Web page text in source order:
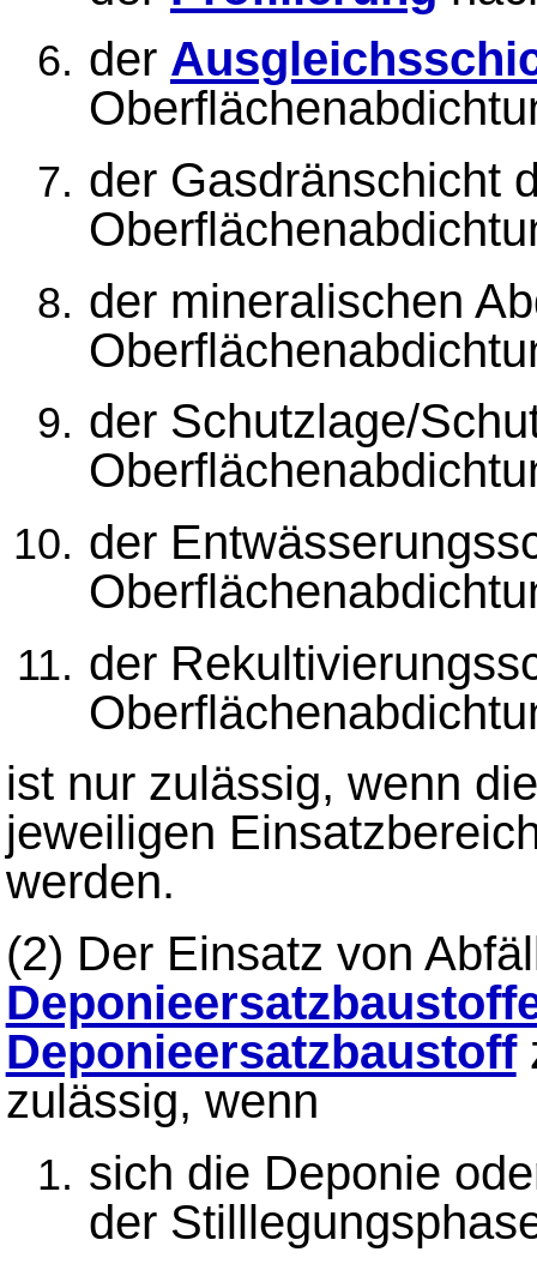
der
der Gasdränschicht
der mineralischen
der Schutzlage/
der
der
ist nur zulässig, wenn
jeweiligen
werden.
(2) Der Einsatz von
Deponieersatzbaustoff
zulässig, wenn
sich die Deponie
der